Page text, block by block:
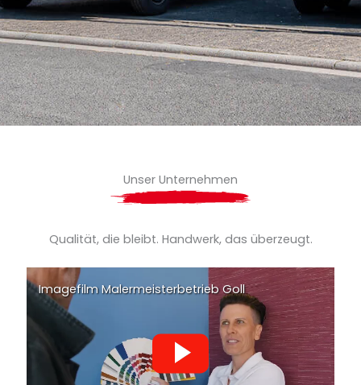
Unser Unternehmen
Qualität, die bleibt. Handwerk, das überzeugt.
Imagefilm Malermeisterbetrieb Goll